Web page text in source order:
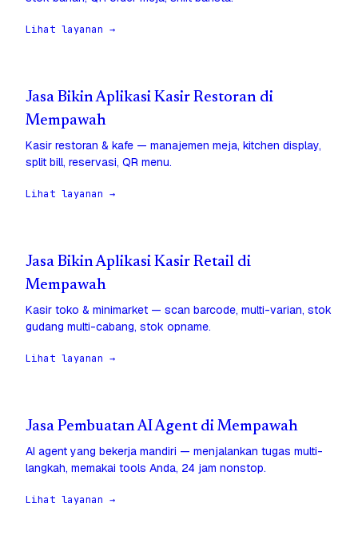
Lihat layanan →
Jasa Bikin Aplikasi Kasir Restoran di
Mempawah
Kasir restoran & kafe — manajemen meja, kitchen display,
split bill, reservasi, QR menu.
Lihat layanan →
Jasa Bikin Aplikasi Kasir Retail di
Mempawah
Kasir toko & minimarket — scan barcode, multi-varian, stok
gudang multi-cabang, stok opname.
Lihat layanan →
Jasa Pembuatan AI Agent di Mempawah
AI agent yang bekerja mandiri — menjalankan tugas multi-
langkah, memakai tools Anda, 24 jam nonstop.
Lihat layanan →